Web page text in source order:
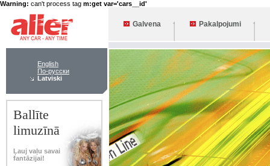
Warning: can't process tag m:get var='cars__id'
English
По-русски
Latviski
Ballīte
limuzīnā
Ļauj vaļu savai
fantāzijai!
Galvena Pakalpojumi